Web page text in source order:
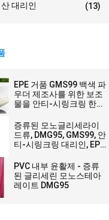
대리인 (13)
EPE 거품 GMS99 백색 파
우더 제조사를 위한 보조
물을 안티-시링크링 한계
증류된 모노글리세라이
드류, DMG95, GMS99, 안
티-시링크링 대리인, EPE
PVC 내부 윤활제 - 증류
된 글리세린 모노스테아
레이트 DMG95